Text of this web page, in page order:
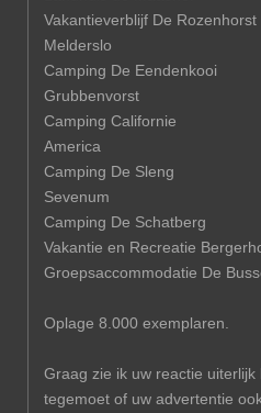
Vakantieverblijf De Rozenhorst
Melderslo
Camping De Eendenkooi
Grubbenvorst
Camping Californie
America
Camping De Sleng
Sevenum
Camping De Schatberg
Vakantie en Recreatie
Groepsaccommodatie De
Oplage 8.000 exemplaren.
Graag zie ik uw reactie
tegemoet of uw advertentie